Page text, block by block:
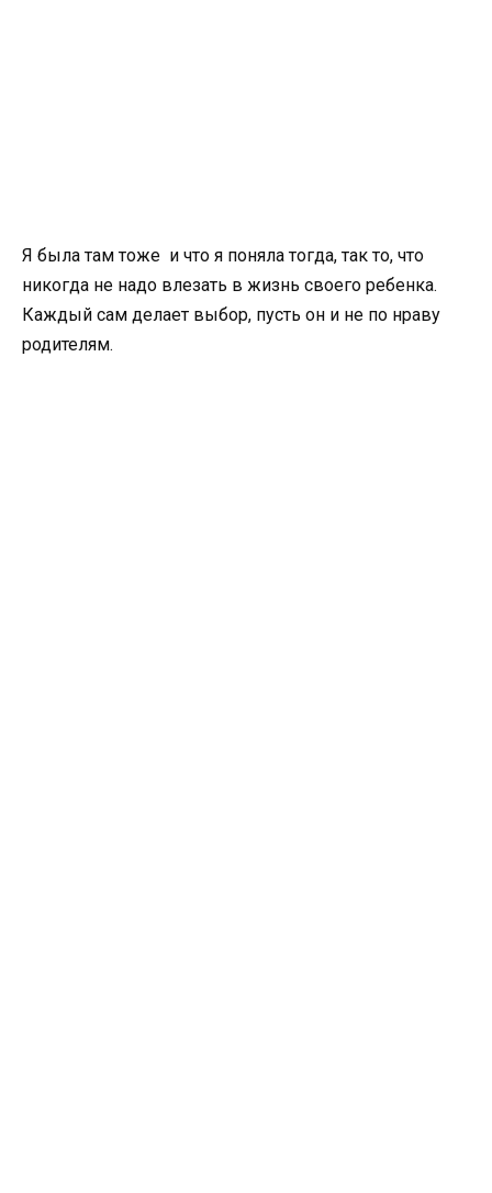
Я была там тоже и что я поняла тогда, так то, что
никогда не надо влезать в жизнь своего ребенка.
Каждый сам делает выбор, пусть он и не по нраву
родителям.